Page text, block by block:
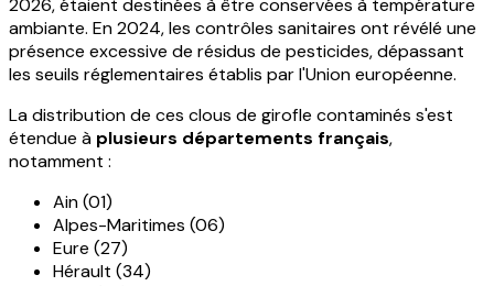
ambiante. En 2024, les contrôles sanitaires ont révélé une
présence excessive de résidus de pesticides, dépassant
les seuils réglementaires établis par l'Union européenne.
La distribution de ces clous de girofle contaminés s'est
étendue à plusieurs départements français,
notamment :
Ain (01)
Alpes-Maritimes (06)
Eure (27)
Hérault (34)